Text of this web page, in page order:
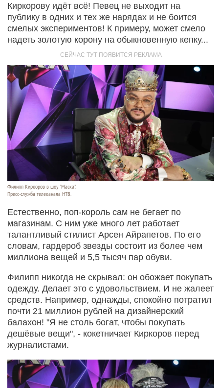
Киркорову идёт всё! Певец не выходит на
публику в одних и тех же нарядах и не боится
смелых экспериментов! К примеру, может смело
надеть золотую корону на обыкновенную кепку...
Филипп Киркоров в шоу "Маска".
Пресс-служба телеканала НТВ.
Естественно, поп-король сам не бегает по
магазинам. С ним уже много лет работает
талантливый стилист Арсен Айрапетов. По его
словам, гардероб звезды состоит из более чем
миллиона вещей и 5,5 тысяч пар обуви.
Филипп никогда не скрывал: он обожает покупать
одежду. Делает это с удовольствием. И не жалеет
средств. Например, однажды, спокойно потратил
почти 21 миллион рублей на дизайнерский
балахон! "Я не столь богат, чтобы покупать
дешёвые вещи", - кокетничает Киркоров перед
журналистами.